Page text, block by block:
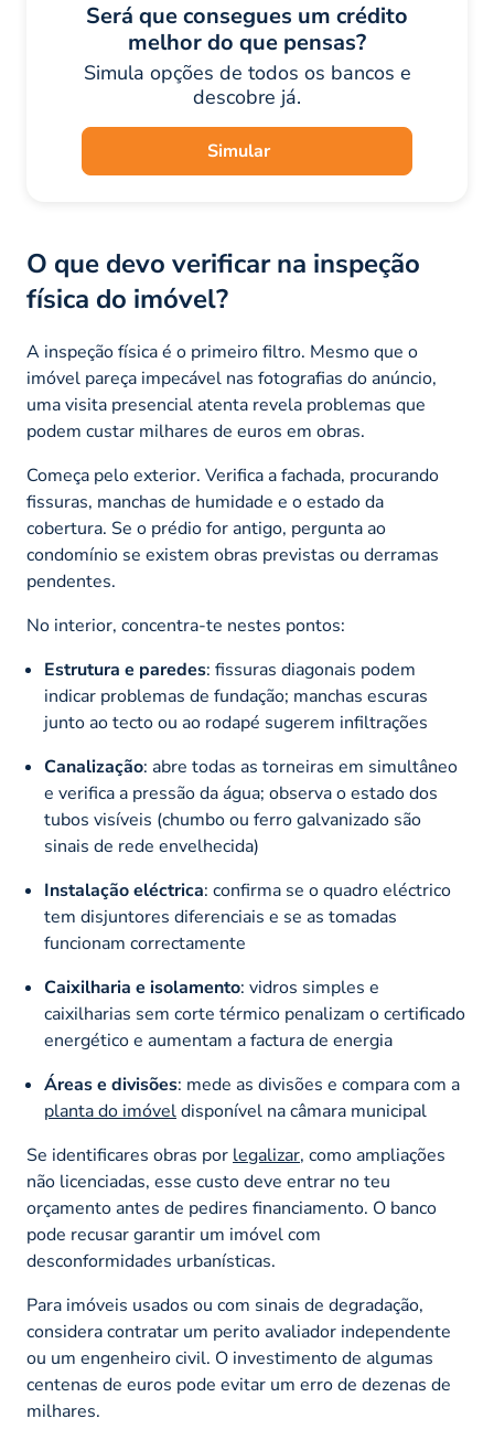
Será que consegues um crédito
melhor do que pensas?
Simula opções de todos os bancos e
descobre já.
Simular
O que devo verificar na inspeção
física do imóvel?
A inspeção física é o primeiro filtro. Mesmo que o
imóvel pareça impecável nas fotografias do anúncio,
uma visita presencial atenta revela problemas que
podem custar milhares de euros em obras.
Começa pelo exterior. Verifica a fachada, procurando
fissuras, manchas de humidade e o estado da
cobertura. Se o prédio for antigo, pergunta ao
condomínio se existem obras previstas ou derramas
pendentes.
No interior, concentra-te nestes pontos:
Estrutura e paredes: fissuras diagonais podem
indicar problemas de fundação; manchas escuras
junto ao tecto ou ao rodapé sugerem infiltrações
Canalização: abre todas as torneiras em simultâneo
e verifica a pressão da água; observa o estado dos
tubos visíveis (chumbo ou ferro galvanizado são
sinais de rede envelhecida)
Instalação eléctrica: confirma se o quadro eléctrico
tem disjuntores diferenciais e se as tomadas
funcionam correctamente
Caixilharia e isolamento: vidros simples e
caixilharias sem corte térmico penalizam o certificado
energético e aumentam a factura de energia
Áreas e divisões: mede as divisões e compara com a
planta do imóveldisponível na câmara municipal
Se identificares obras por legalizar, como ampliações
não licenciadas, esse custo deve entrar no teu
orçamento antes de pedires financiamento. O banco
pode recusar garantir um imóvel com
desconformidades urbanísticas.
Para imóveis usados ou com sinais de degradação,
considera contratar um perito avaliador independente
ou um engenheiro civil. O investimento de algumas
centenas de euros pode evitar um erro de dezenas de
milhares.